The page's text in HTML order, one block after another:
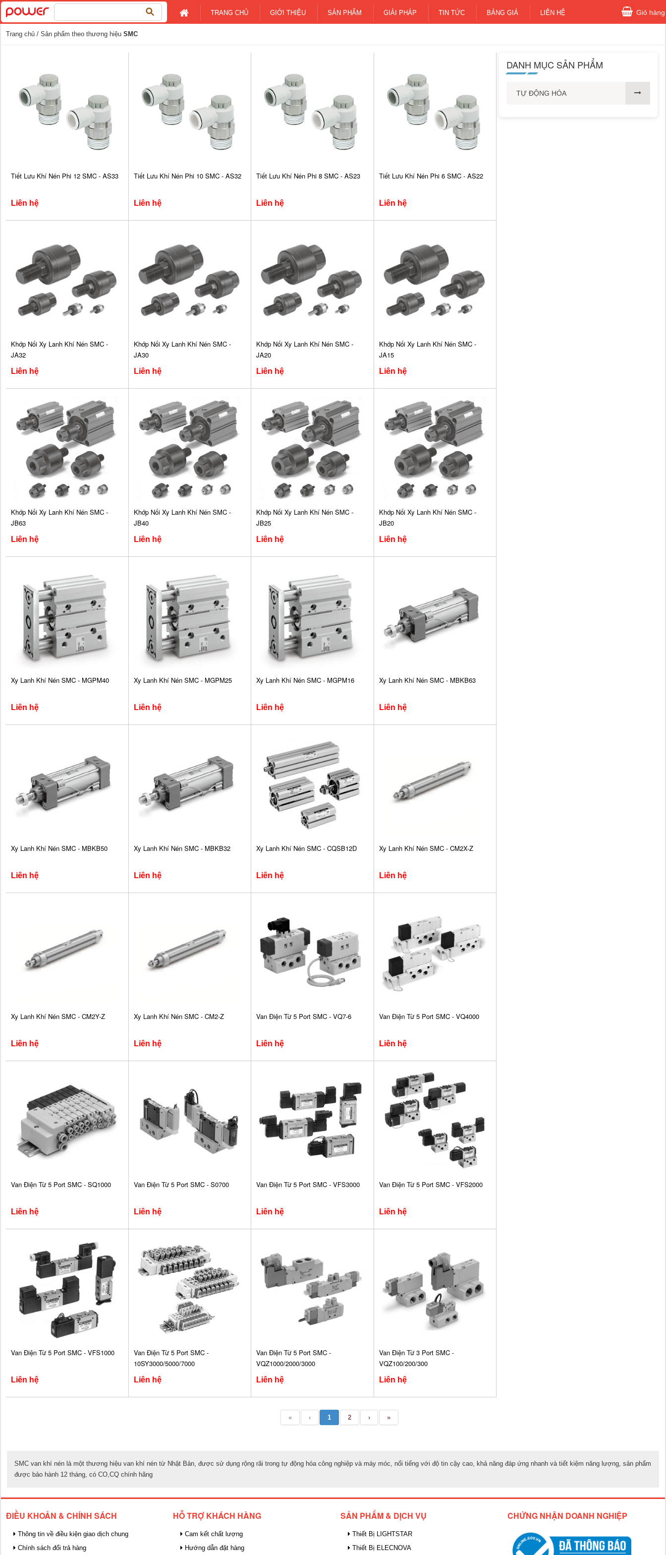
kiếm
cho:
TRANG CHỦ GIỚI THIỆU SẢN PHẨM GIẢI PHÁP TIN TỨC BẢNG GIÁ LIÊN HỆ Giỏ hàng
Trang chủ / Sản phẩm theo thương hiệu SMC
Tiết Lưu Khí Nén Phi 12 SMC - AS33
Liên hệ
Tiết Lưu Khí Nén Phi 10 SMC - AS32
Liên hệ
Tiết Lưu Khí Nén Phi 8 SMC - AS23
Liên hệ
Tiết Lưu Khí Nén Phi 6 SMC - AS22
Liên hệ
Khớp Nối Xy Lanh Khí Nén SMC -
JA32
Liên hệ
Khớp Nối Xy Lanh Khí Nén SMC -
JA30
Liên hệ
Khớp Nối Xy Lanh Khí Nén SMC -
JA20
Liên hệ
Khớp Nối Xy Lanh Khí Nén SMC -
JA15
Liên hệ
Khớp Nối Xy Lanh Khí Nén SMC -
JB63
Liên hệ
Khớp Nối Xy Lanh Khí Nén SMC -
JB40
Liên hệ
Khớp Nối Xy Lanh Khí Nén SMC -
JB25
Liên hệ
Khớp Nối Xy Lanh Khí Nén SMC -
JB20
Liên hệ
Xy Lanh Khí Nén SMC - MGPM40
Liên hệ
Xy Lanh Khí Nén SMC - MGPM25
Liên hệ
Xy Lanh Khí Nén SMC - MGPM16
Liên hệ
Xy Lanh Khí Nén SMC - MBKB63
Liên hệ
Xy Lanh Khí Nén SMC - MBKB50
Liên hệ
Xy Lanh Khí Nén SMC - MBKB32
Liên hệ
Xy Lanh Khí Nén SMC - CQSB12D
Liên hệ
Xy Lanh Khí Nén SMC - CM2X-Z
Liên hệ
Xy Lanh Khí Nén SMC - CM2Y-Z
Liên hệ
Xy Lanh Khí Nén SMC - CM2-Z
Liên hệ
Van Điện Từ 5 Port SMC - VQ7-6
Liên hệ
Van Điện Từ 5 Port SMC - VQ4000
Liên hệ
Van Điện Từ 5 Port SMC - SQ1000
Liên hệ
Van Điện Từ 5 Port SMC - S0700
Liên hệ
Van Điện Từ 5 Port SMC - VFS3000
Liên hệ
Van Điện Từ 5 Port SMC - VFS2000
Liên hệ
Van Điện Từ 5 Port SMC - VFS1000
Liên hệ
Van Điện Từ 5 Port SMC -
10SY3000/5000/7000
Liên hệ
Van Điện Từ 5 Port SMC -
VQZ1000/2000/3000
Liên hệ
Van Điện Từ 3 Port SMC -
VQZ100/200/300
Liên hệ
DANH MỤC SẢN PHẨM
TỰ ĐỘNG HÓA
« ‹ 1 2 › »
SMC van khí nén là một thương hiệu van khí nén từ Nhật Bản, được sử dụng rộng rãi trong tự động hóa công nghiệp và máy móc, nổi tiếng với độ tin cậy cao, khả năng đáp ứng nhanh và tiết kiệm năng lượng, sản phẩm
được bảo hành 12 tháng, có CO,CQ chính hãng
ĐIỀU KHOẢN & CHÍNH SÁCH
Thông tin về điều kiện giao dịch chung
Chính sách đổi trả hàng
HỖ TRỢ KHÁCH HÀNG
Cam kết chất lượng
Hướng dẫn đặt hàng
SẢN PHẨM & DỊCH VỤ
Thiết Bị LIGHTSTAR
Thiết Bị ELECNOVA
CHỨNG NHẬN DOANH NGHIỆP